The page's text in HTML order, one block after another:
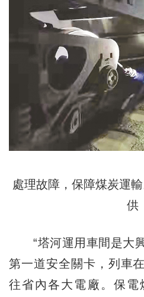
處理故障，保障煤炭運
供
“塔河運用車間是大
第一道安全關卡，列車
往省內各大電廠。保電